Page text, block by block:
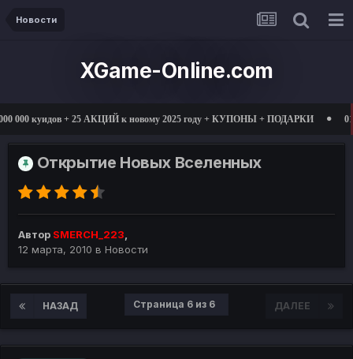
Новости
XGame-Online.com
+ 25 АКЦИЙ к новому 2025 году + КУПОНЫ + ПОДАРКИ 01.03.2025
Открытие Новых Вселенных
Автор SMERCH_223,
12 марта, 2010 в Новости
НАЗАД ДАЛЕЕ
Страница 6 из 6